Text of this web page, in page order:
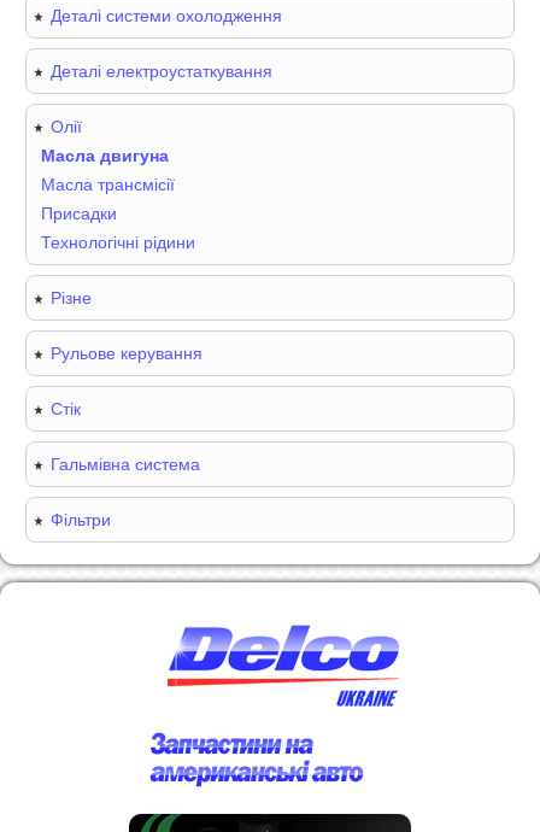
Деталі системи охолодження
Деталі електроустаткування
Олії
Масла двигуна
Масла трансмісії
Присадки
Технологічні рідини
Різне
Рульове керування
Стік
Гальмівна система
Фільтри